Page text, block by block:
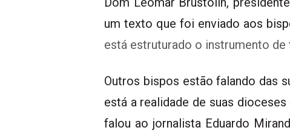
um texto que foi enviado aos
está estruturado o instrumento de
Outros bispos estão falando das
está a realidade de suas dioceses
falou ao jornalista Eduardo